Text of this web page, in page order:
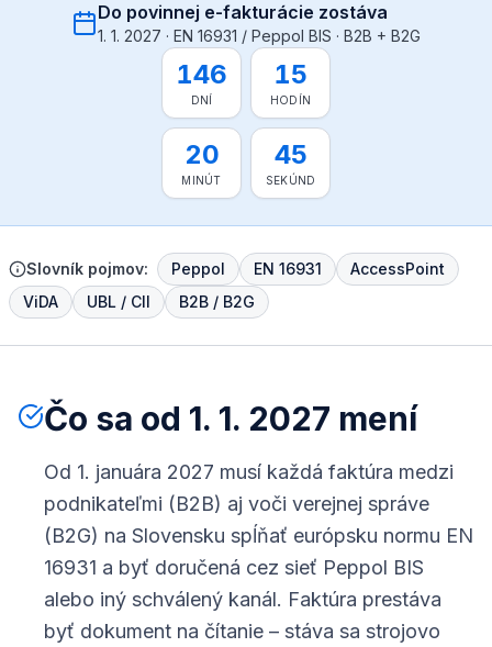
Do povinnej e-fakturácie zostáva
1. 1. 2027 · EN 16931 / Peppol BIS · B2B + B2G
146
DNÍ
15
HODÍN
20
MINÚT
45
SEKÚND
Slovník pojmov: Peppol EN 16931
AccessPoint
ViDA
UBL / CII B2B / B2G
Čo sa od 1. 1. 2027 mení
Od 1. januára 2027 musí každá faktúra medzi
podnikateľmi (B2B) aj voči verejnej správe
(B2G) na Slovensku spĺňať európsku normu EN
16931 a byť doručená cez sieť Peppol BIS
alebo iný schválený kanál. Faktúra prestáva
byť dokument na čítanie – stáva sa strojovo